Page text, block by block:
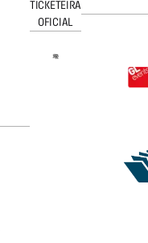
TICKETEIRA
OFICIAL